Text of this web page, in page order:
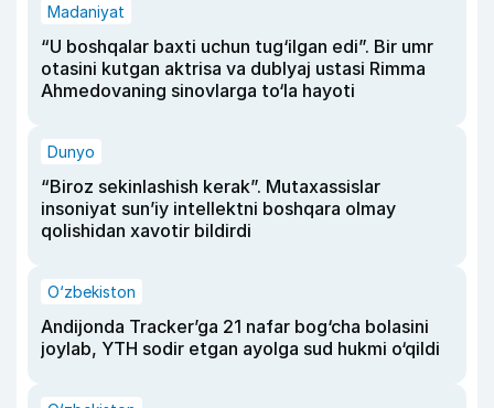
Madaniyat
“U boshqalar baxti uchun tug‘ilgan edi”. Bir umr
otasini kutgan aktrisa va dublyaj ustasi Rimma
Ahmedovaning sinovlarga to‘la hayoti
Dunyo
“Biroz sekinlashish kerak”. Mutaxassislar
insoniyat sun’iy intellektni boshqara olmay
qolishidan xavotir bildirdi
O‘zbekiston
Andijonda Tracker’ga 21 nafar bog‘cha bolasini
joylab, YTH sodir etgan ayolga sud hukmi o‘qildi